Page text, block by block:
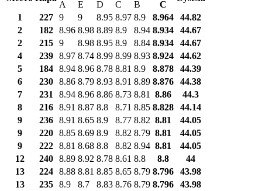
A E D C B
С
1
227 9 9 8.95 8.97 8.9 8.964
44.82
2
182 8.96 8.98 8.89 8.9 8.94 8.934
44.67
2
215 9 8.98 8.95 8.9 8.84 8.934
44.67
4
239 8.97 8.74 8.99 8.99 8.93 8.924
44.62
5
184 8.94 8.96 8.78 8.81 8.9 8.878
44.39
6
230 8.86 8.79 8.93 8.91 8.89 8.876
44.38
7
231 8.94 8.96 8.86 8.73 8.81 8.86
44.3
8
216 8.91 8.87 8.8 8.71 8.85 8.828
44.14
9
236 8.91 8.65 8.9 8.77 8.82 8.81
44.05
9
220 8.85 8.69 8.9 8.82 8.79 8.81
44.05
9
222 8.81 8.68 8.8 8.82 8.94 8.81
44.05
12
240 8.89 8.92 8.78 8.61 8.8 8.8
44
13
224 8.88 8.81 8.85 8.65 8.79 8.796
43.98
13
235 8.9 8.7 8.83 8.76 8.79 8.796
43.98